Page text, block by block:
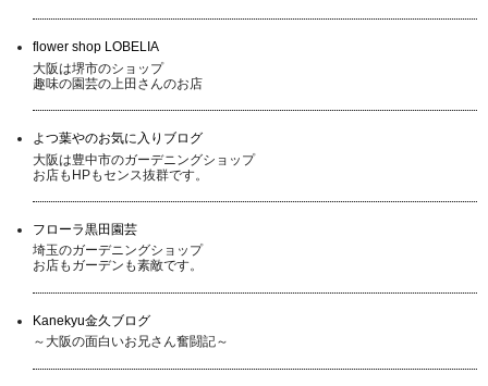
flower shop LOBELIA
大阪は堺市のショップ
趣味の園芸の上田さんのお店
よつ葉やのお気に入りブログ
大阪は豊中市のガーデニングショップ
お店もHPもセンス抜群です。
フローラ黒田園芸
埼玉のガーデニングショップ
お店もガーデンも素敵です。
Kanekyu金久ブログ
～大阪の面白いお兄さん奮闘記～